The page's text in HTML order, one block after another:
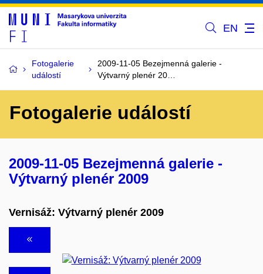
EN
Fotogalerie
událostí
2009-11-05 Bezejmenná galerie -
Výtvarný plenér 20…
Fotogalerie událostí
2009-11-05 Bezejmenná galerie -
Výtvarný plenér 2009
Vernisáž: Výtvarný plenér 2009